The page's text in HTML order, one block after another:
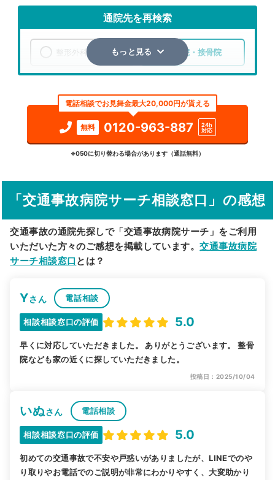
通院先を再検索
整形外科 整骨院・接骨院
検索する
詳細条件で絞り込む
駅から探す 院名から探す
もっと見る
電話相談でお見舞金最大20,000円が貰える
無料 0120-963-887
24h
対応
※050に切り替わる場合があります（通話無料）
「交通事故病院サーチ相談窓口」の感想
交通事故の通院先探しで「交通事故病院サーチ」をご利用
いただいた方々のご感想を掲載しています。交通事故病院
サーチ相談窓口 とは？
Yさん 電話相談
相談相談窓口の評価 5.0
早くに対応していただきました。 ありがとうございます。 整骨
院なども家の近くに探していただきました。
投稿日：2025/10/04
いぬさん 電話相談
相談相談窓口の評価 5.0
初めての交通事故で不安や戸惑いがありましたが、LINEでのや
り取りやお電話でのご説明が非常にわかりやすく、大変助かり